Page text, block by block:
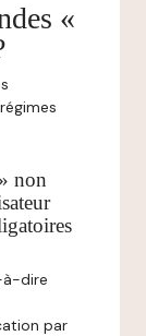
«
non
à-dire
par